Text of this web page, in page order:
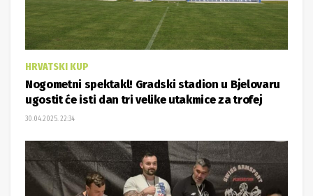
HRVATSKI KUP
Nogometni spektakl! Gradski stadion u Bjelovaru
ugostit će isti dan tri velike utakmice za trofej
30.04.2025. 22:34